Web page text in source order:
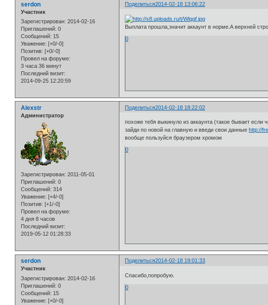
Поделиться2014-02-18 13:06:22
serdon
Участник
Зарегистрирован: 2014-02-16
Приглашений: 0
Сообщений: 15
Уважение: [+0/-0]
Позитив: [+0/-0]
Провел на форуме:
3 часа 36 минут
Последний визит:
2014-09-25 12:20:59
Выплата прошла,значит аккаунт в норме.А верхней
0
Поделиться2014-02-18 18:22:02
Alexstr
Администратор
Зарегистрирован: 2011-05-01
Приглашений: 0
Сообщений: 314
Уважение: [+4/-0]
Позитив: [+1/-0]
Провел на форуме:
4 дня 8 часов
Последний визит:
2019-05-12 01:28:33
похоже тебя выкинуло из аккаунта (такое бывает если
зайди по новой на главную и введи свои данные http://
вообще пользуйся браузером хромом
0
Поделиться2014-02-18 19:01:33
serdon
Участник
Зарегистрирован: 2014-02-16
Приглашений: 0
Сообщений: 15
Уважение: [+0/-0]
Спасибо,попробую.
0